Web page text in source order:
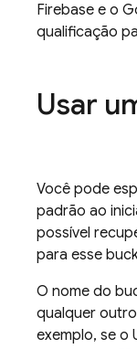
Firebase e o
qualificação
Usar
Você pode
padrão ao
possível
para esse
O nome do
qualquer
exemplo, se o